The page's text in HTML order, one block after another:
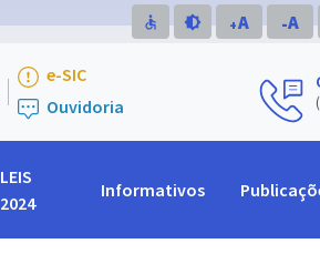
accessible brightness_medium A
+ A
-
e-SIC
Ouvidoria
LEIS
2024
Informativos